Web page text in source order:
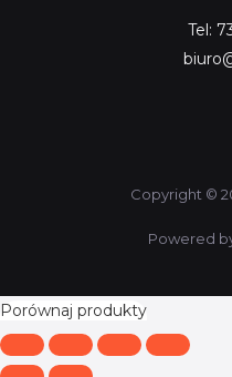
Tel:
Copyright ©
Powered
Porównaj produkty